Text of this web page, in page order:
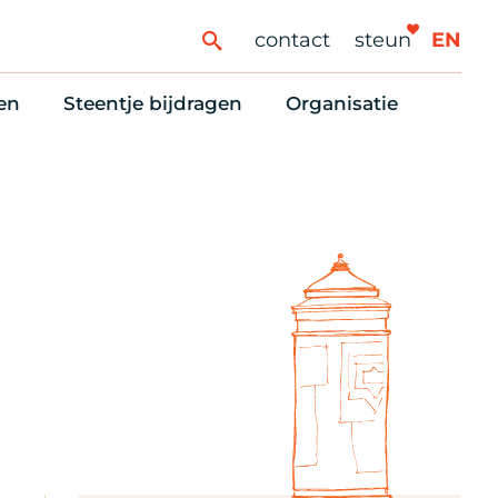
contact steun EN
en huurvragen
Steentje bijdragen
Schenken, nalaten en ANBI
6 redenen om mee te doen
Organisatie
Werken bij
Nieuws en
Stadsherstel